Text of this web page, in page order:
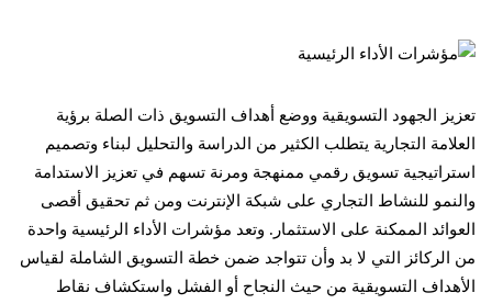
تعزيز الجهود التسويقية ووضع أهداف التسويق ذات الصلة برؤية
العلامة التجارية يتطلب الكثير من الدراسة والتحليل لبناء وتصميم
استراتيجية تسويق رقمي ممنهجة ومرنة تسهم في تعزيز الاستدامة
والنمو للنشاط التجاري على شبكة الإنترنت ومن ثم تحقيق أقصى
العوائد الممكنة على الاستثمار. وتعد مؤشرات الأداء الرئيسية واحدة
من الركائز التي لا بد وأن تتواجد ضمن خطة التسويق الشاملة لقياس
الأهداف التسويقية من حيث النجاح أو الفشل واستكشاف نقاط